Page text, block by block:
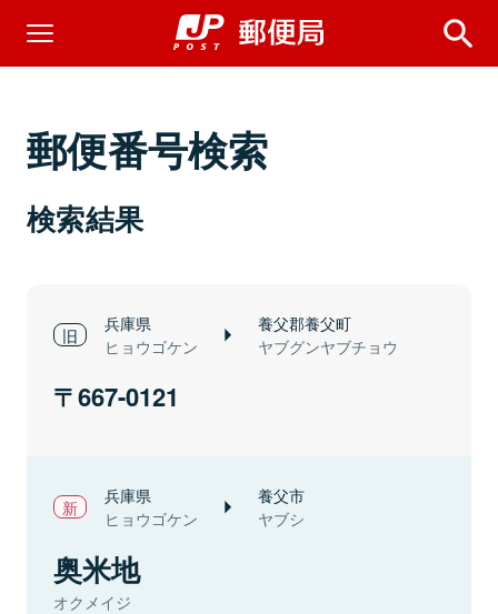
郵便番号検索
検索結果
兵庫県
ヒョウゴケン
養父郡養父町
ヤブグンヤブチョウ
667-0121
兵庫県
ヒョウゴケン
養父市
ヤブシ
奥米地
オクメイジ